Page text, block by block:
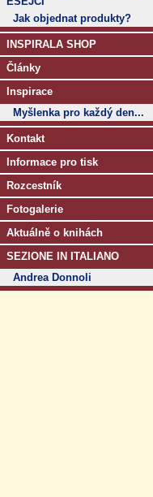
Jak objednat produkty?
INSPIRALA SHOP
Články
Inspirace
Myšlenka pro každý den...
Kontakt
Informace pro tisk
Rozcestník
Fotogalerie
Aktuálně o knihách
SEZIONE IN ITALIANO
Andrea Donnoli